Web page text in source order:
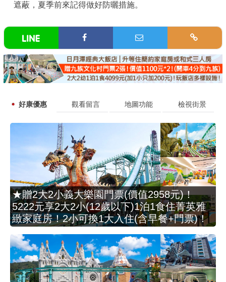
遮蔽，夏季前來記得做好防曬措施。
好康優惠 觀看留言 地圖功能 檢視街景
★贈2大2小義大樂園門票(價值2958元)！
5222元享2大2小(12歲以下)1泊1食住菁英雅
緻家庭房！2小可換1大入住(含早餐+門票)！